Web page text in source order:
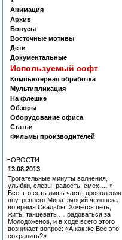
Анимация
Архив
Бонусы
Восточные мотивы
Дети
Документальные
Используемый софт
Компьютерная обработка
Мультипликация
На флешке
Обзоры
Оборудование офиса
Статьи
Фильмы производителей
НОВОСТИ
13.08.2013
Трогательные минуты волнения,
улыбки, слезы, радость, смех … »
Все это есть лишь часть проявления
внутреннего Мира эмоций человека
во время Свадьбы. Хочется петь,
жить, танцевать … радоваться за
Молодоженов, и в ходе всего этого
возникает вопрос: «А как же Все это
сохранить?».